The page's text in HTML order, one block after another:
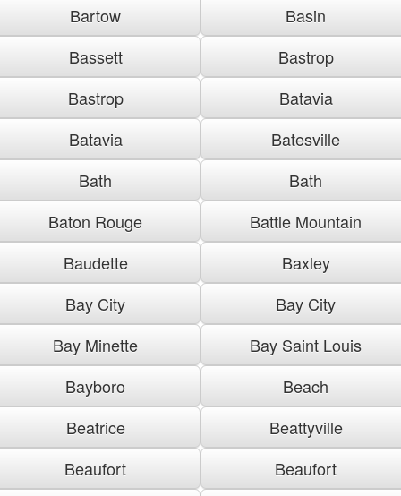
Bartow
Basin
Bassett
Bastrop
Bastrop
Batavia
Batavia
Batesville
Bath
Bath
Baton Rouge
Battle Mountain
Baudette
Baxley
Bay City
Bay City
Bay Minette
Bay Saint Louis
Bayboro
Beach
Beatrice
Beattyville
Beaufort
Beaufort